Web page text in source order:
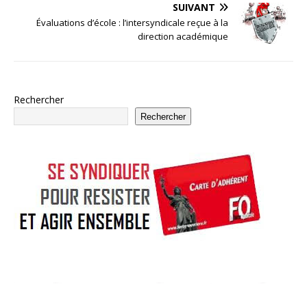
SUIVANT
Évaluations d’école : l’intersyndicale reçue à la
direction académique
Rechercher
Rechercher